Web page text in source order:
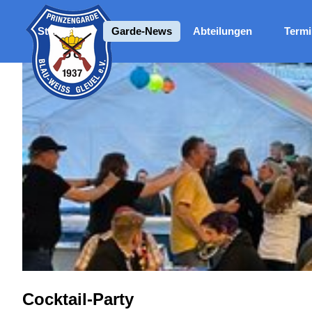
Direkt zum Seiteninhalt
Startseite Garde-News Abteilungen
Cocktail-Party